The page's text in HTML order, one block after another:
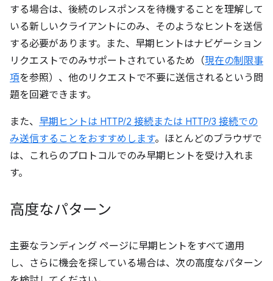
する場合は、後続のレスポンスを待機することを理解して
いる新しいクライアントにのみ、そのようなヒントを送信
する必要があります。また、早期ヒントはナビゲーション
リクエストでのみサポートされているため（現在の制限事
項を参照）、他のリクエストで不要に送信されるという問
題を回避できます。
また、 早期ヒントは HTTP/2 接続または HTTP/3 接続での
み送信することをおすすめします。ほとんどのブラウザで
は、これらのプロトコルでのみ早期ヒントを受け入れま
す。
高度なパターン
主要なランディング ページに早期ヒントをすべて適用
し、さらに機会を探している場合は、次の高度なパターン